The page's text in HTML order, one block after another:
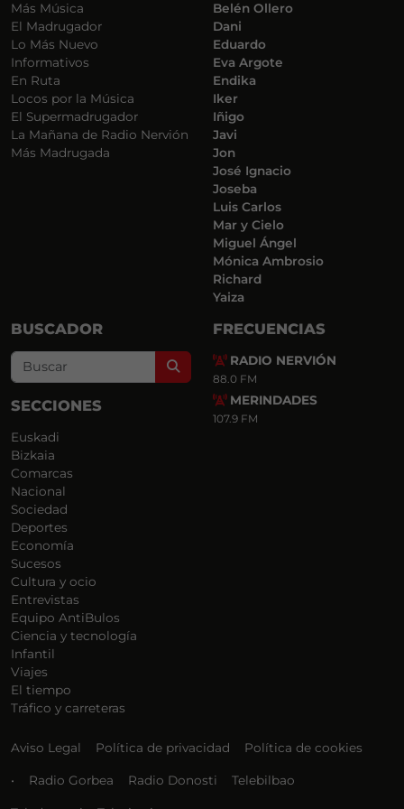
Más Música
El Madrugador
Lo Más Nuevo
Informativos
En Ruta
Locos por la Música
El Supermadrugador
La Mañana de Radio Nervión
Más Madrugada
Belén Ollero
Dani
Eduardo
Eva Argote
Endika
Iker
Iñigo
Javi
Jon
José Ignacio
Joseba
Luis Carlos
Mar y Cielo
Miguel Ángel
Mónica Ambrosio
Richard
Yaiza
BUSCADOR
Search
SECCIONES
Euskadi
Bizkaia
Comarcas
Nacional
Sociedad
Deportes
Economía
Sucesos
Cultura y ocio
Entrevistas
Equipo AntiBulos
Ciencia y tecnología
Infantil
Viajes
El tiempo
Tráfico y carreteras
FRECUENCIAS
RADIO NERVIÓN
88.0 FM
MERINDADES
107.9 FM
Aviso Legal Política de privacidad Política de cookies
• Radio Gorbea Radio Donosti Telebilbao